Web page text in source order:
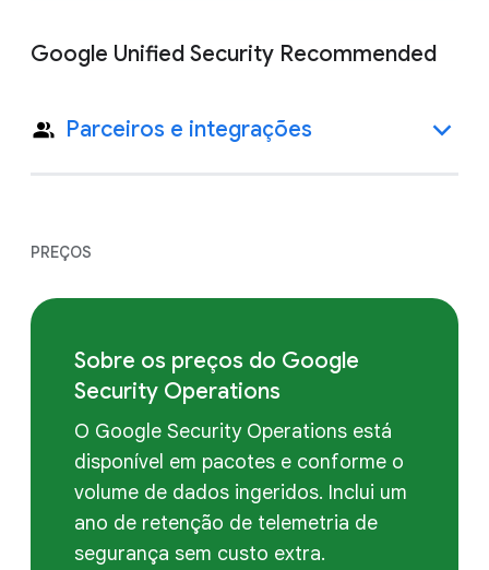
Google Unified Security Recommended
Parceiros e integrações
PREÇOS
Sobre os preços do Google
Security Operations
O Google Security Operations está
disponível em pacotes e conforme o
volume de dados ingeridos. Inclui um
ano de retenção de telemetria de
segurança sem custo extra.